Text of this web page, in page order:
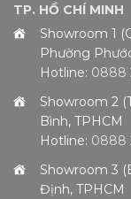
TP. HỒ CHÍ MINH
Showroom 1
Phường
Hotline: 0888
Showroom 2
Bình, TPHCM
Hotline: 0888
Showroom 3
Định, TPHCM